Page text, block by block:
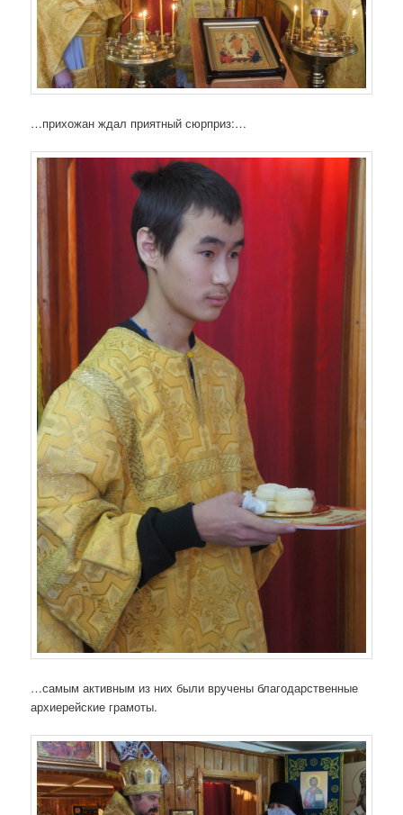
…прихожан ждал приятный сюрприз:…
…самым активным из них были вручены благодарственные
архиерейские грамоты.